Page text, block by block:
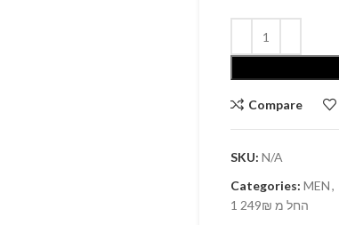
Compare
SKU: N/A
Categories: MEN,
1 החל מ 249₪